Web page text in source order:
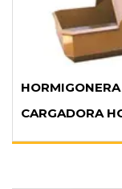
CARGADORA